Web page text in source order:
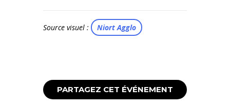
Source visuel : Niort Agglo
PARTAGEZ CET ÉVÉNEMENT